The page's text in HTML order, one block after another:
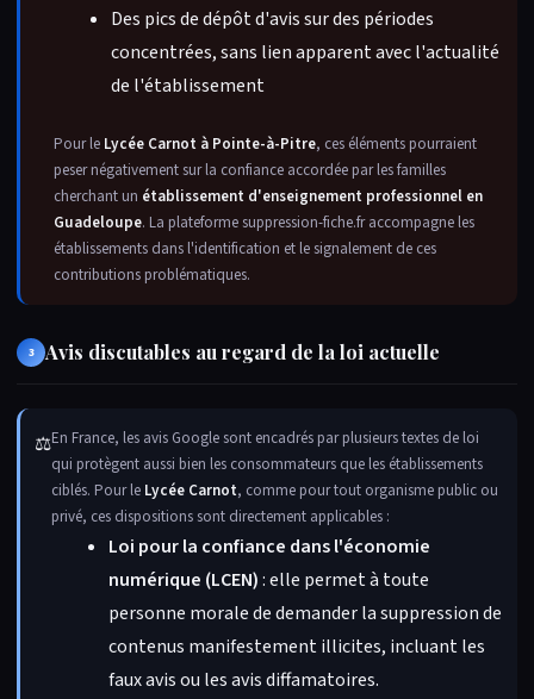
Des pics de dépôt d'avis sur des périodes
concentrées, sans lien apparent avec l'actualité
de l'établissement
Pour le Lycée Carnot à Pointe-à-Pitre, ces éléments pourraient
peser négativement sur la confiance accordée par les familles
cherchant un établissement d'enseignement professionnel en
Guadeloupe. La plateforme suppression-fiche.fr accompagne les
établissements dans l'identification et le signalement de ces
contributions problématiques.
3 Avis discutables au regard de la loi actuelle
⚖En France, les avis Google sont encadrés par plusieurs textes de loi
qui protègent aussi bien les consommateurs que les établissements
ciblés. Pour le Lycée Carnot, comme pour tout organisme public ou
privé, ces dispositions sont directement applicables :
Loi pour la confiance dans l'économie
numérique (LCEN): elle permet à toute
personne morale de demander la suppression de
contenus manifestement illicites, incluant les
faux avis ou les avis diffamatoires.